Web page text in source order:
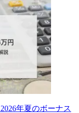
年夏のボーナス